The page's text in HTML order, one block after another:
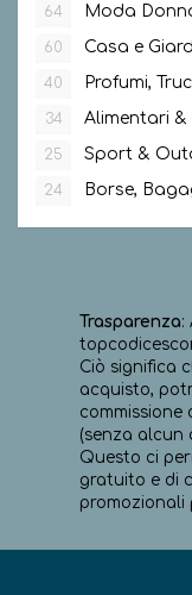
64 Moda
60 Casa e
40 Profumi,
34 Alimentari &
25 Sport &
24 Borse,
Trasparenza:
Ciò significa
acquisto,
commissione
(senza alcun
Questo ci
gratuito e di
promozionali